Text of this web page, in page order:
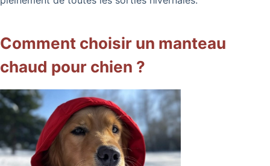
Comment choisir un manteau
chaud pour chien ?